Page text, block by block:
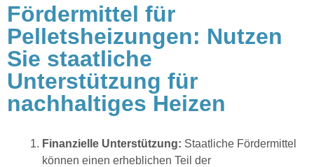
Fördermittel für
Pelletsheizungen: Nutzen
Sie staatliche
Unterstützung für
nachhaltiges Heizen
Finanzielle Unterstützung: Staatliche Fördermittel
können einen erheblichen Teil der